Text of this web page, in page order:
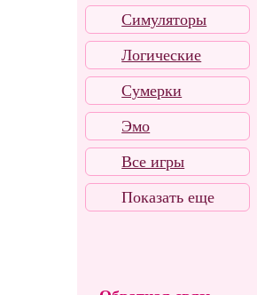
Симуляторы
Логические
Сумерки
Эмо
Все игры
Показать еще